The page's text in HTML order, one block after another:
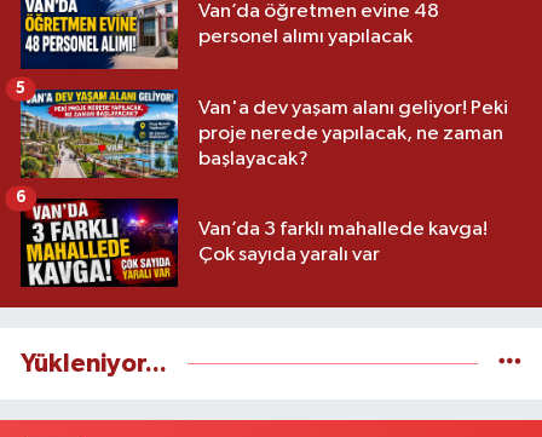
Van’da öğretmen evine 48
personel alımı yapılacak
Van'a dev yaşam alanı geliyor! Peki
proje nerede yapılacak, ne zaman
başlayacak?
5
Van’da 3 farklı mahallede kavga!
Çok sayıda yaralı var
6
Yükleniyor...